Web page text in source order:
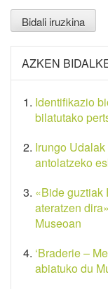
AZKEN
Identifikazio
bilatutako
Irungo
antolatzeko
«Bide guztiak
ateratzen
Museoan
‘Braderie –
abiatuko du